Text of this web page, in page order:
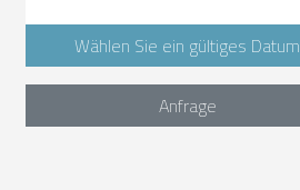
Wählen Sie ein gültiges Datum
Anfrage